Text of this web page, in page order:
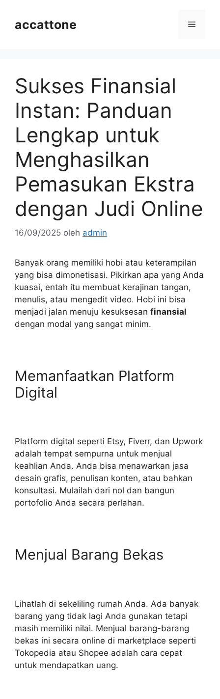
accattone Menu
Sukses Finansial
Instan: Panduan
Lengkap untuk
Menghasilkan
Pemasukan Ekstra
dengan Judi Online
16/09/2025 oleh admin
Banyak orang memiliki hobi atau keterampilan
yang bisa dimonetisasi. Pikirkan apa yang Anda
kuasai, entah itu membuat kerajinan tangan,
menulis, atau mengedit video. Hobi ini bisa
menjadi jalan menuju kesuksesan finansial
dengan modal yang sangat minim.
Memanfaatkan Platform
Digital
Platform digital seperti Etsy, Fiverr, dan Upwork
adalah tempat sempurna untuk menjual
keahlian Anda. Anda bisa menawarkan jasa
desain grafis, penulisan konten, atau bahkan
konsultasi. Mulailah dari nol dan bangun
portofolio Anda secara perlahan.
Menjual Barang Bekas
Lihatlah di sekeliling rumah Anda. Ada banyak
barang yang tidak lagi Anda gunakan tetapi
masih memiliki nilai. Menjual barang-barang
bekas ini secara online di marketplace seperti
Tokopedia atau Shopee adalah cara cepat
untuk mendapatkan uang.